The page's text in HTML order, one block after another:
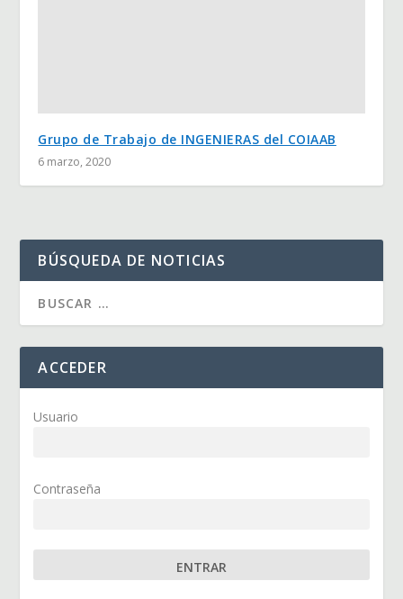
Grupo de Trabajo de INGENIERAS del COIAAB
6 marzo, 2020
BÚSQUEDA DE NOTICIAS
ACCEDER
Usuario
Contraseña